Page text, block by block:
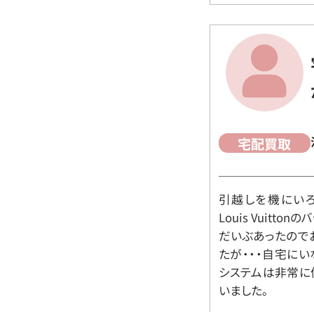
宅配買取
引越しを機にい
Louis Vuittonのバ
だいぶあったので
たが・・・自宅に
システムは非常に
いました。